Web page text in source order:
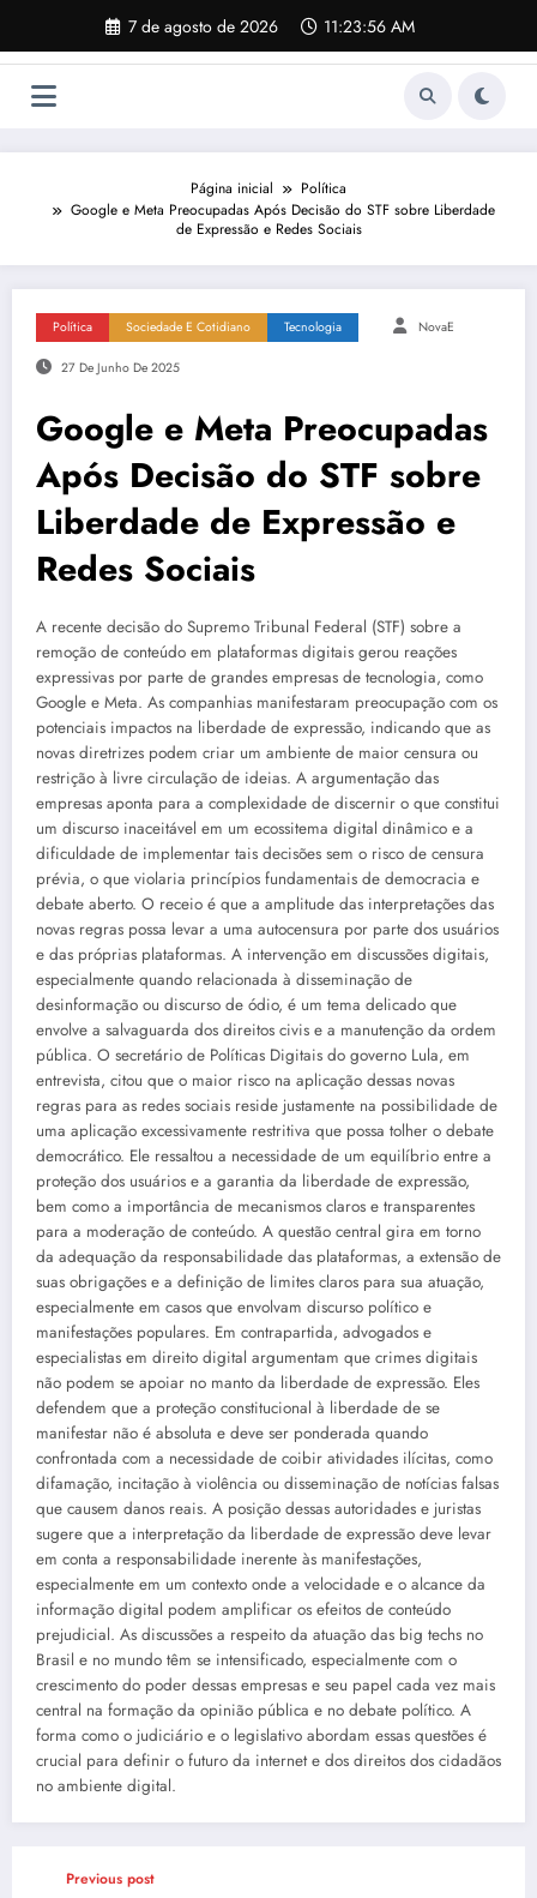
o
7 de agosto de 2026 11:23:56 AM
Página inicial
Política
Google e Meta Preocupadas Após Decisão do STF sobre Liberdade
de Expressão e Redes Sociais
Política Sociedade E Cotidiano Tecnologia NovaE
27 De Junho De 2025
Google e Meta Preocupadas
Após Decisão do STF sobre
Liberdade de Expressão e
Redes Sociais
A recente decisão do Supremo Tribunal Federal (STF) sobre a
remoção de conteúdo em plataformas digitais gerou reações
expressivas por parte de grandes empresas de tecnologia, como
Google e Meta. As companhias manifestaram preocupação com os
potenciais impactos na liberdade de expressão, indicando que as
novas diretrizes podem criar um ambiente de maior censura ou
restrição à livre circulação de ideias. A argumentação das
empresas aponta para a complexidade de discernir o que constitui
um discurso inaceitável em um ecossitema digital dinâmico e a
dificuldade de implementar tais decisões sem o risco de censura
prévia, o que violaria princípios fundamentais de democracia e
debate aberto. O receio é que a amplitude das interpretações das
novas regras possa levar a uma autocensura por parte dos usuários
e das próprias plataformas. A intervenção em discussões digitais,
especialmente quando relacionada à disseminação de
desinformação ou discurso de ódio, é um tema delicado que
envolve a salvaguarda dos direitos civis e a manutenção da ordem
pública. O secretário de Políticas Digitais do governo Lula, em
entrevista, citou que o maior risco na aplicação dessas novas
regras para as redes sociais reside justamente na possibilidade de
uma aplicação excessivamente restritiva que possa tolher o debate
democrático. Ele ressaltou a necessidade de um equilíbrio entre a
proteção dos usuários e a garantia da liberdade de expressão,
bem como a importância de mecanismos claros e transparentes
para a moderação de conteúdo. A questão central gira em torno
da adequação da responsabilidade das plataformas, a extensão de
suas obrigações e a definição de limites claros para sua atuação,
especialmente em casos que envolvam discurso político e
manifestações populares. Em contrapartida, advogados e
especialistas em direito digital argumentam que crimes digitais
não podem se apoiar no manto da liberdade de expressão. Eles
defendem que a proteção constitucional à liberdade de se
manifestar não é absoluta e deve ser ponderada quando
confrontada com a necessidade de coibir atividades ilícitas, como
difamação, incitação à violência ou disseminação de notícias falsas
que causem danos reais. A posição dessas autoridades e juristas
sugere que a interpretação da liberdade de expressão deve levar
em conta a responsabilidade inerente às manifestações,
especialmente em um contexto onde a velocidade e o alcance da
informação digital podem amplificar os efeitos de conteúdo
prejudicial. As discussões a respeito da atuação das big techs no
Brasil e no mundo têm se intensificado, especialmente com o
crescimento do poder dessas empresas e seu papel cada vez mais
central na formação da opinião pública e no debate político. A
forma como o judiciário e o legislativo abordam essas questões é
crucial para definir o futuro da internet e dos direitos dos cidadãos
no ambiente digital.
Previous post